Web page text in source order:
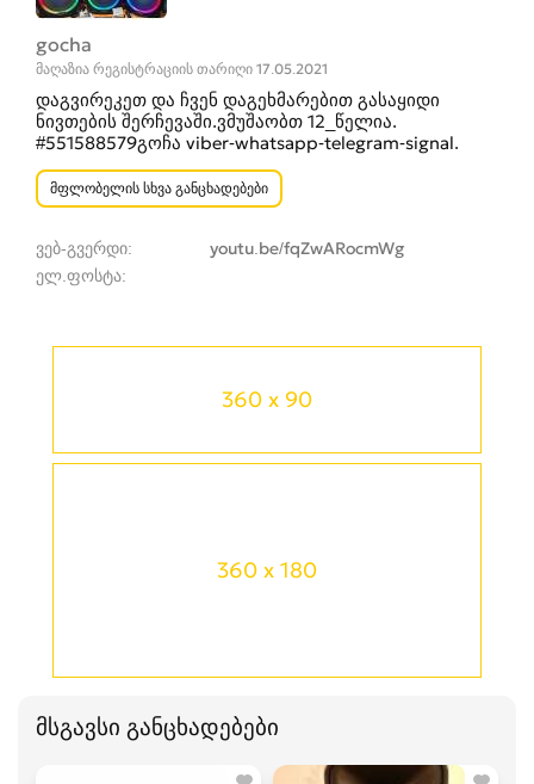
360 x 90
360 x 180
მსგავსი განცხადებები
gocha
მაღაზია რეგისტრაციის თარიღი 17.05.2021
დაგვირეკეთ და ჩვენ დაგეხმარებით გასაყიდი
ნივთების შერჩევაში.ვმუშაობთ 12_წელია.
#551588579გოჩა viber-whatsapp-telegram-signal.
მფლობელის სხვა განცხადებები
ვებ-გვერდი
youtu.be/fqZwARocmWg
ელ.ფოსტა